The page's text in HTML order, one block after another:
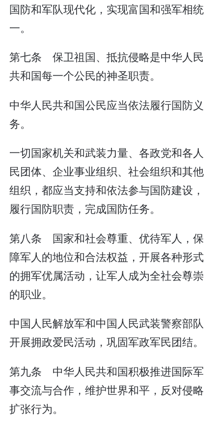
国防和军队现代化，实现富国和强军相统
一。
第七条 保卫祖国、抵抗侵略是中华人民
共和国每一个公民的神圣职责。
中华人民共和国公民应当依法履行国防义
务。
一切国家机关和武装力量、各政党和各人
民团体、企业事业组织、社会组织和其他
组织，都应当支持和依法参与国防建设，
履行国防职责，完成国防任务。
第八条 国家和社会尊重、优待军人，保
障军人的地位和合法权益，开展各种形式
的拥军优属活动，让军人成为全社会尊崇
的职业。
中国人民解放军和中国人民武装警察部队
开展拥政爱民活动，巩固军政军民团结。
第九条 中华人民共和国积极推进国际军
事交流与合作，维护世界和平，反对侵略
扩张行为。